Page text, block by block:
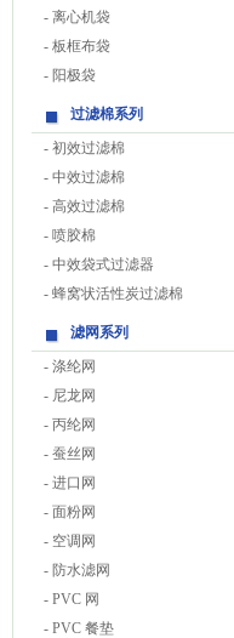
- 离心机袋
- 板框布袋
- 阳极袋
过滤棉系列
- 初效过滤棉
- 中效过滤棉
- 高效过滤棉
- 喷胶棉
- 中效袋式过滤器
- 蜂窝状活性炭过滤棉
滤网系列
- 涤纶网
- 尼龙网
- 丙纶网
- 蚕丝网
- 进口网
- 面粉网
- 空调网
- 防水滤网
- PVC 网
- PVC 餐垫